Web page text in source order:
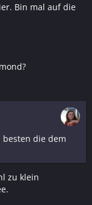
Bin mal auf die
besten die dem
zu klein